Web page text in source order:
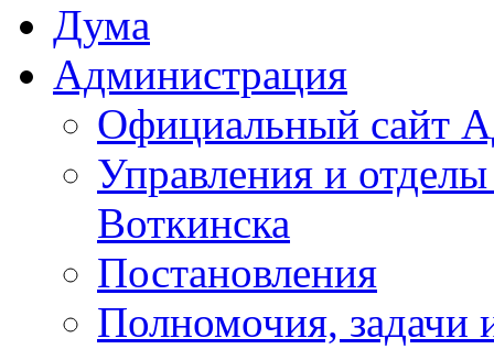
Дума
Администрация
Официальный сайт
Управления и
Воткинска
Постановления
Полномочия, задачи